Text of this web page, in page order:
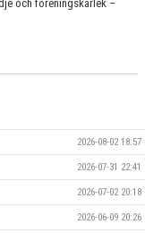
och föreningskärlek –
2026-08-02 18:57
2026-07-31 22:41
2026-07-02 20:18
2026-06-09 20:26